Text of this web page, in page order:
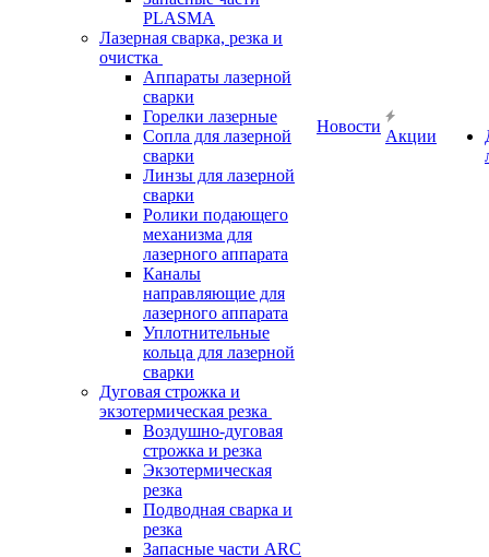
PLASMA
Лазерная сварка, резка и
очистка
Аппараты лазерной
сварки
Горелки лазерные
Сопла для лазерной
сварки
Линзы для лазерной
сварки
Ролики подающего
механизма для
лазерного аппарата
Каналы
направляющие для
лазерного аппарата
Уплотнительные
кольца для лазерной
сварки
Дуговая строжка и
экзотермическая резка
Воздушно-дуговая
строжка и резка
Экзотермическая
резка
Подводная сварка и
резка
Запасные части ARC
Новости
Акции